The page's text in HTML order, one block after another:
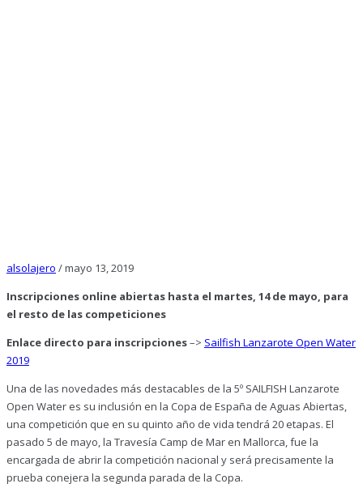
alsolajero /mayo 13, 2019
Inscripciones online abiertas hasta el martes, 14 de mayo, para
el resto de las competiciones
Enlace directo para inscripciones–> Sailfish Lanzarote Open Water
2019
Una de las novedades más destacables de la 5º SAILFISH Lanzarote
Open Water es su inclusión en la Copa de España de Aguas Abiertas,
una competición que en su quinto año de vida tendrá 20 etapas. El
pasado 5 de mayo, la Travesía Camp de Mar en Mallorca, fue la
encargada de abrir la competición nacional y será precisamente la
prueba conejera la segunda parada de la Copa.